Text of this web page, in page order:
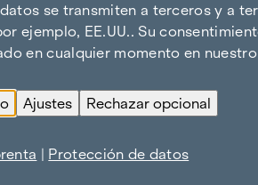
se transmiten a terceros y a
ejemplo, EE.UU.. Su
en cualquier momento en
Ajustes Rechazar opcional
| Protección de datos